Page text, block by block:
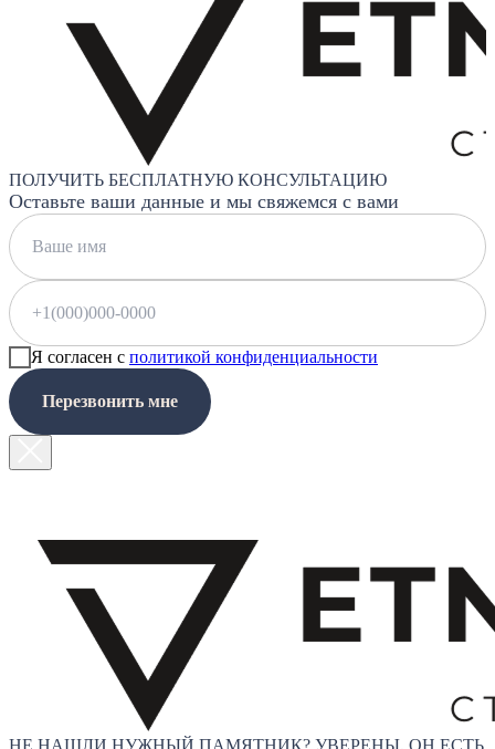
ПОЛУЧИТЬ БЕСПЛАТНУЮ КОНСУЛЬТАЦИЮ
Оставьте ваши данные и мы свяжемся с вами
Я согласен с политикой конфиденциальности
Перезвонить мне
НЕ НАШЛИ НУЖНЫЙ ПАМЯТНИК? УВЕРЕНЫ, ОН ЕСТЬ